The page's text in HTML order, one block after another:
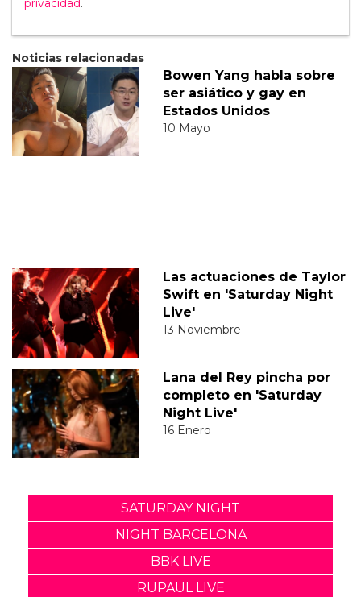
privacidad.
Noticias relacionadas
Bowen Yang habla sobre
ser asiático y gay en
Estados Unidos
10 Mayo
Las actuaciones de Taylor
Swift en 'Saturday Night
Live'
13 Noviembre
Lana del Rey pincha por
completo en 'Saturday
Night Live'
16 Enero
SATURDAY NIGHT
NIGHT BARCELONA
BBK LIVE
RUPAUL LIVE